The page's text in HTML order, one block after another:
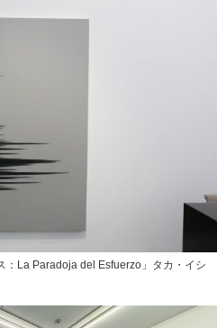
：La Paradoja del Esfuerzo」タカ・イシ